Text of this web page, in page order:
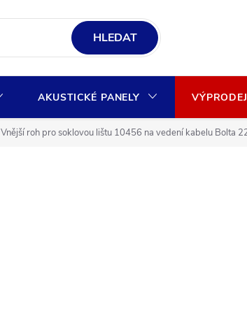
HLEDAT
AKUSTICKÉ PANELY VÝPRODEJ
Vnější roh pro soklovou lištu 10456 na vedení kabelu Bolta